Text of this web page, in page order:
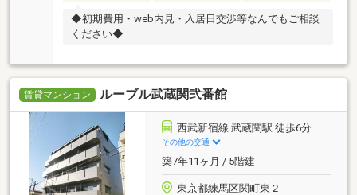
◆初期費用・web内見・入居日交渉等なんでもご相談
ください◆
賃貸マンション ルーブル武蔵関弐番館
西武新宿線 武蔵関駅 徒歩6分
その他の交通
築7年11ヶ月 / 5階建
東京都練馬区関町東２